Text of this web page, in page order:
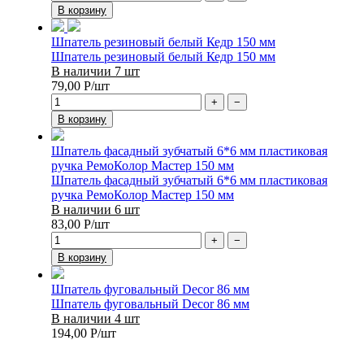
В корзину
Шпатель резиновый белый Кедр 150 мм
Шпатель резиновый белый Кедр 150 мм
В наличии 7 шт
79,00 Р/шт
+
−
В корзину
Шпатель фасадный зубчатый 6*6 мм пластиковая
ручка РемоКолор Мастер 150 мм
Шпатель фасадный зубчатый 6*6 мм пластиковая
ручка РемоКолор Мастер 150 мм
В наличии 6 шт
83,00 Р/шт
+
−
В корзину
Шпатель фуговальный Decor 86 мм
Шпатель фуговальный Decor 86 мм
В наличии 4 шт
194,00 Р/шт